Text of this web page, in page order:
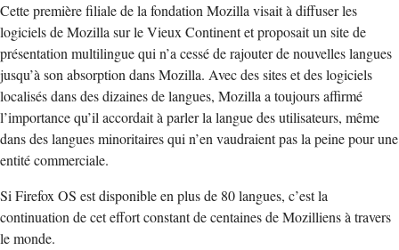
Cette première filiale de la fondation Mozilla visait à diffuser les
logiciels de Mozilla sur le Vieux Continent et proposait un site de
présentation multilingue qui n’a cessé de rajouter de nouvelles langues
jusqu’à son absorption dans Mozilla. Avec des sites et des logiciels
localisés dans des dizaines de langues, Mozilla a toujours affirmé
l’importance qu’il accordait à parler la langue des utilisateurs, même
dans des langues minoritaires qui n’en vaudraient pas la peine pour une
entité commerciale.
Si Firefox OS est disponible en plus de 80 langues, c’est la
continuation de cet effort constant de centaines de Mozilliens à travers
le monde.